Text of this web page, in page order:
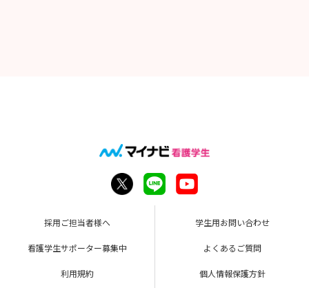
採用ご担当者様へ 学生用お問い合わせ
看護学生サポーター募集中 よくあるご質問
利用規約 個人情報保護方針